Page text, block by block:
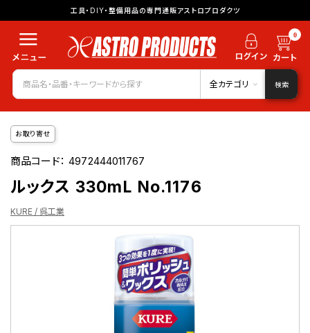
工具・DIY・整備用品の専門通販アストロプロダクツ
0
全カテゴリ 検索
お取り寄せ
商品コード：4972444011767
ルックス 330mL No.1176
KURE / 呉工業